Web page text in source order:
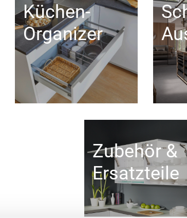
Küchen-
Organizer
Zubehör &
Ersatzteile